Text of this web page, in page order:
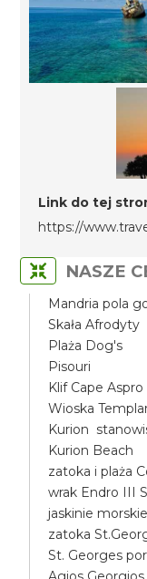
Link do tej
https://
NASZE
Mandria pola
Skała Afrodyty
Plaża Dog's
Pisouri
Klif Cape Aspro
Wioska
Kurion
Kurion Beach
zatoka i plaża
wrak Endro III
jaskinie
zatoka
St. Georges